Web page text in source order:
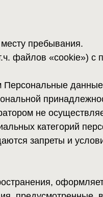
Пользователя
кругом лиц
персональных
данных.
(номер
персональных
могут
Политики